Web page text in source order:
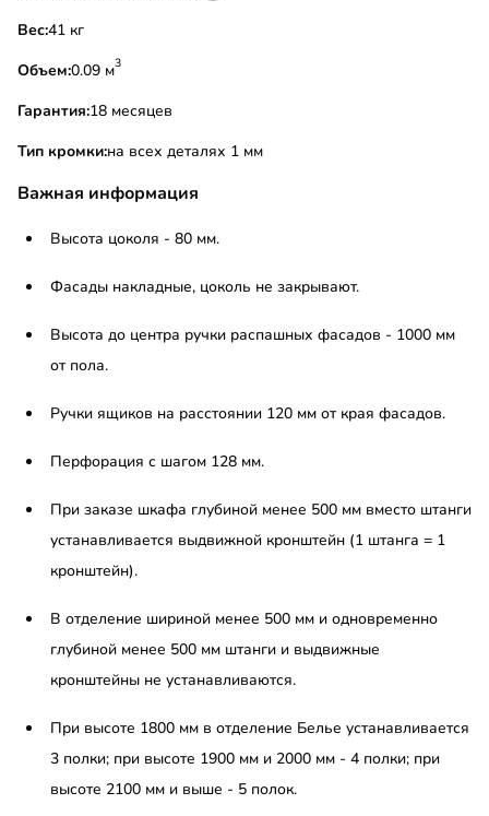
Вес:
41 кг
Объем:
0.09 м3
Гарантия:18 месяцев
Тип кромки:на всех деталях 1 мм
Важная информация
Высота цоколя - 80 мм.
Фасады накладные, цоколь не закрывают.
Высота до центра ручки распашных фасадов - 1000 мм
от пола.
Ручки ящиков на расстоянии 120 мм от края фасадов.
Перфорация с шагом 128 мм.
При заказе шкафа глубиной менее 500 мм вместо штанги
устанавливается выдвижной кронштейн (1 штанга = 1
кронштейн).
В отделение шириной менее 500 мм и одновременно
глубиной менее 500 мм штанги и выдвижные
кронштейны не устанавливаются.
При высоте 1800 мм в отделение Белье устанавливается
3 полки; при высоте 1900 мм и 2000 мм - 4 полки; при
высоте 2100 мм и выше - 5 полок.